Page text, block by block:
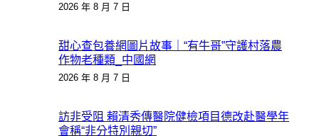
2026 年 8 月 7 日
甜心查包養網圖片故事｜“有牛哥”守護村落農
作物老種類_中國網
2026 年 8 月 7 日
訪非受阻 賴清秀傳醫院健檢項目德改赴醫學年
會稱“非分特別親切”